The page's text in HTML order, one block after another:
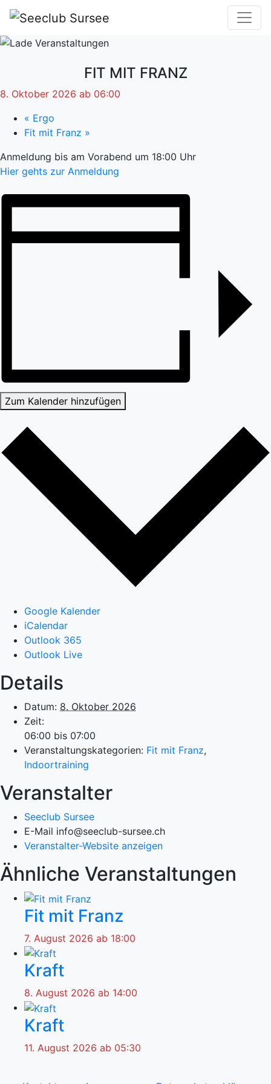
FIT MIT FRANZ
8. Oktober 2026 ab 06:00
« Ergo
Fit mit Franz »
Anmeldung bis am Vorabend um 18:00 Uhr
Hier gehts zur Anmeldung
Zum Kalender hinzufügen
Google Kalender
iCalendar
Outlook 365
Outlook Live
Details
Datum: 8. Oktober 2026
Zeit:
06:00 bis 07:00
Veranstaltungskategorien: Fit mit Franz,
Indoortraining
Veranstalter
Seeclub Sursee
E-Mail info@seeclub-sursee.ch
Veranstalter-Website anzeigen
Ähnliche Veranstaltungen
Fit mit Franz
7. August 2026 ab 18:00
Kraft
8. August 2026 ab 14:00
Kraft
11. August 2026 ab 05:30